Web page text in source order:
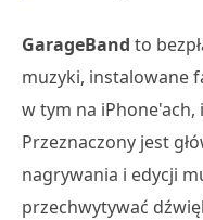
GarageBand to
muzyki, instalowane
w tym na
Przeznaczony jest
nagrywania i edycji
przechwytywać